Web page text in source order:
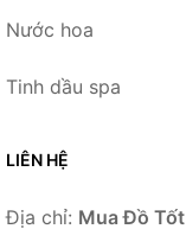
Nước hoa
Tinh dầu spa
LIÊN HỆ
Địa chỉ: Mua Đồ Tốt